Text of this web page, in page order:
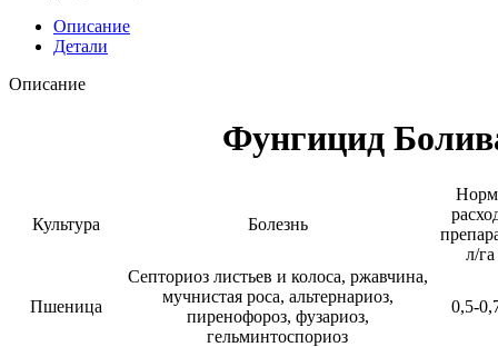
Описание
Детали
Описание
Фунгицид
Культура Болезнь
л/га
Пшеница
Септориоз листьев и колоса, ржавчина,
мучнистая роса, альтернариоз,
пиренофороз, фузариоз,
гельминтоспориоз
0,5-